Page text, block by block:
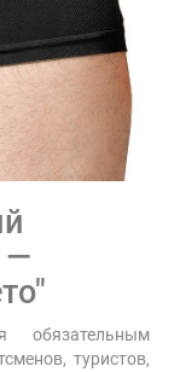
—
обязательным
туристов,